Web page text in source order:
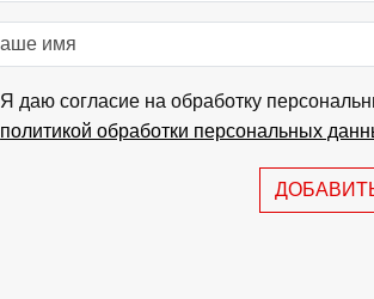
Я даю согласие на обработку
политикой обработки персональных